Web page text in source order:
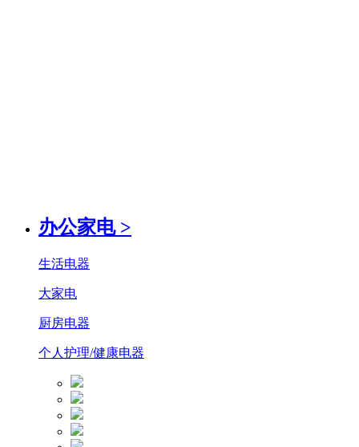
办公家电 >
生活电器
大家电
厨房电器
个人护理/健康电器